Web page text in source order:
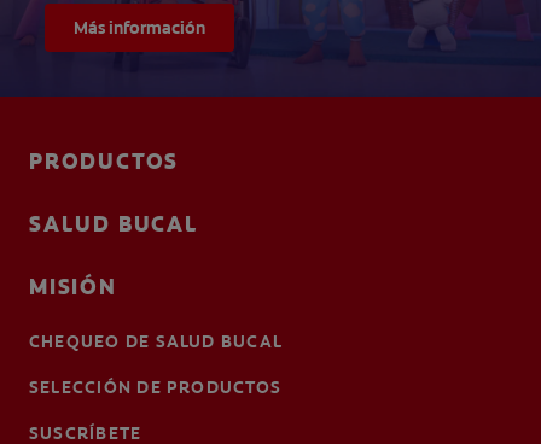
Más información
PRODUCTOS
SALUD BUCAL
MISIÓN
CHEQUEO DE SALUD BUCAL
SELECCIÓN DE PRODUCTOS
SUSCRÍBETE